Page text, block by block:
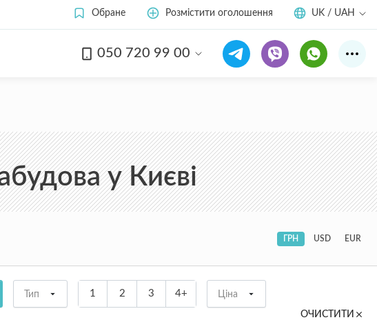
Обране Розмістити оголошення UK / UAH
050 720 99 00
у Києві
ГРН USD EUR
Тип 1 2 3 4+ Ціна
ОЧИСТИТИ